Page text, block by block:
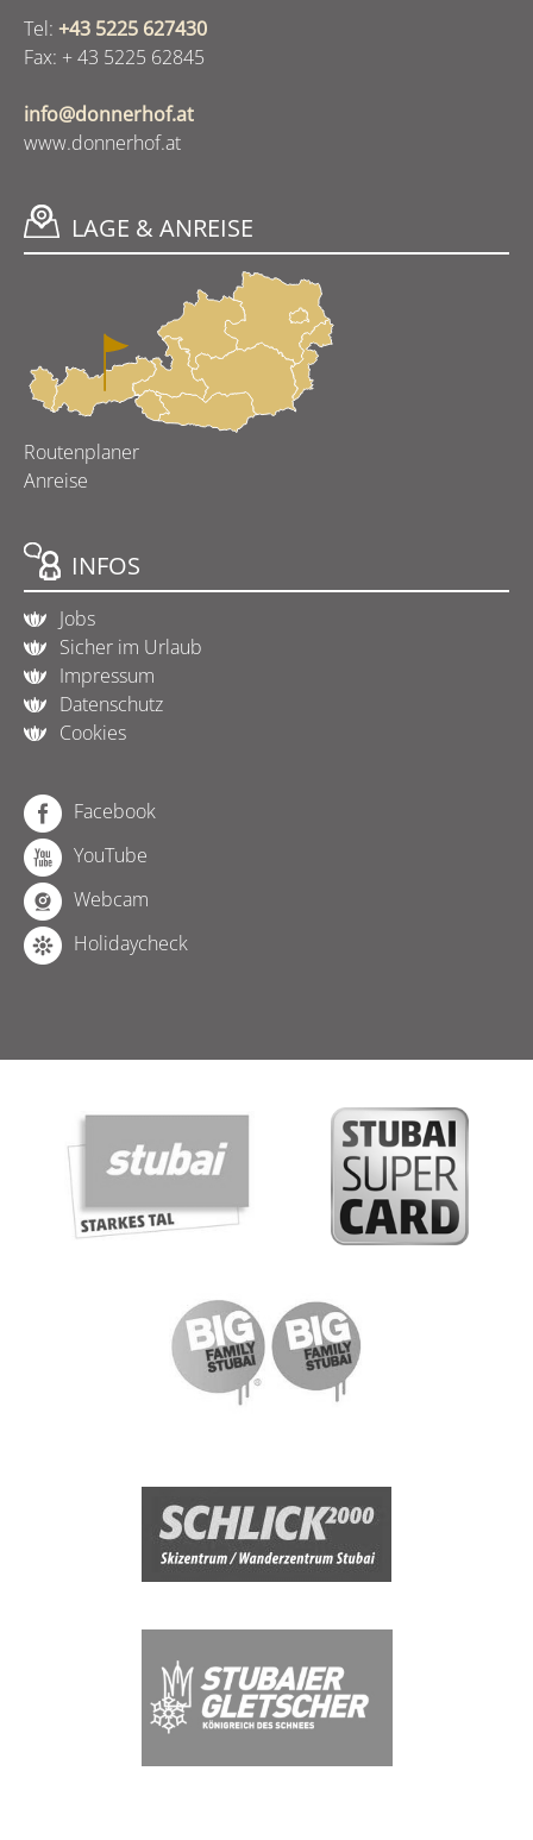
Tel: +43 5225 627430
Fax: + 43 5225 62845
info@donnerhof.at
www.donnerhof.at
LAGE & ANREISE
Routenplaner
Anreise
INFOS
Jobs
Sicher im Urlaub
Impressum
Datenschutz
Cookies
Facebook
YouTube
Webcam
Holidaycheck